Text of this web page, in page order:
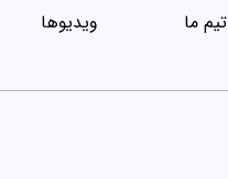
تیم ما
ویدیو‌ها